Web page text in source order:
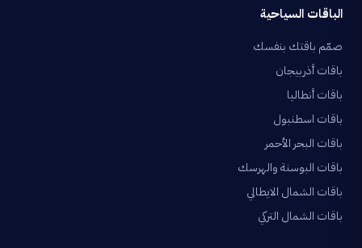
الباقات السياحية
صمّم باقتك بنفسك
باقات أذربيجان
باقات أنطاليا
باقات اسطنبول
باقات البحر الأحمر
باقات البوسنة والهرسك
باقات الشمال الايطالي
باقات الشمال التركي